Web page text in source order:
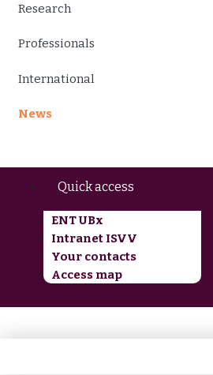
Research
Professionals
International
News
Quick access
ENT UBx
Intranet ISVV
Your contacts
Access map